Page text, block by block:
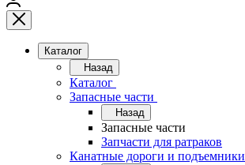
Каталог
Назад
Каталог
Запасные части
Назад
Запасные части
Запчасти для ратраков
Канатные дороги и подъемники